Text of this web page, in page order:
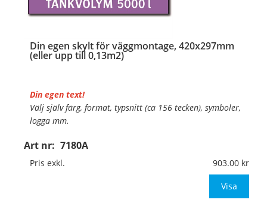
Din egen skylt för väggmontage, 420x297mm
(eller upp till 0,13m2)
Art nr: 7180A
Din egen text!
Välj själv färg, format, typsnitt (ca 156 tecken), symboler,
logga mm.
Material:Plan aluminium, 0,7mm (väggmontage)
Mått:420x297mm (eller annat mått upp till 0,13m²)
Pris exkl. 903.00
Visa